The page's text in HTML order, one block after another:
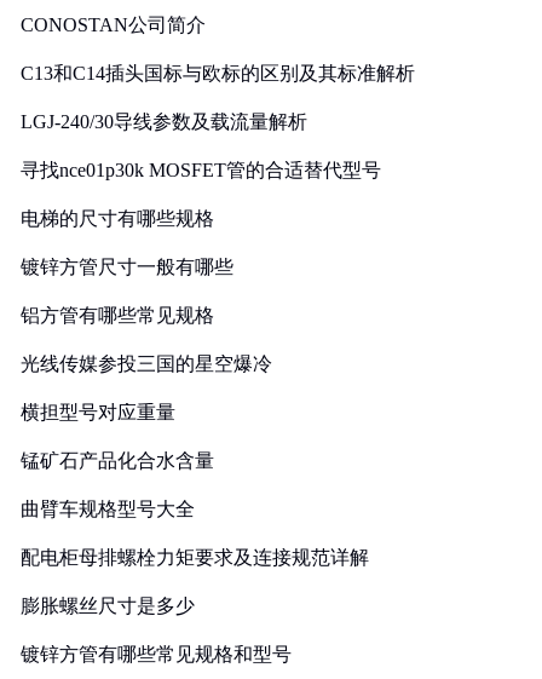
CONOSTAN公司简介
C13和C14插头国标与欧标的区别及其标准解析
LGJ-240/30导线参数及载流量解析
寻找nce01p30k MOSFET管的合适替代型号
电梯的尺寸有哪些规格
镀锌方管尺寸一般有哪些
铝方管有哪些常见规格
光线传媒参投三国的星空爆冷
横担型号对应重量
锰矿石产品化合水含量
曲臂车规格型号大全
配电柜母排螺栓力矩要求及连接规范详解
膨胀螺丝尺寸是多少
镀锌方管有哪些常见规格和型号